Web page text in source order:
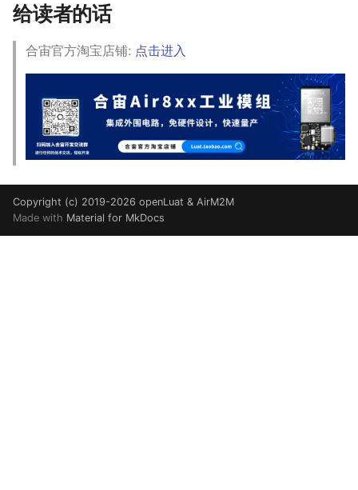
给读者的话
合宙官方淘宝店铺: 点击进入
Copyright (c) 2019-2026 openLuat & AirM2M
Made with Material for MkDocs